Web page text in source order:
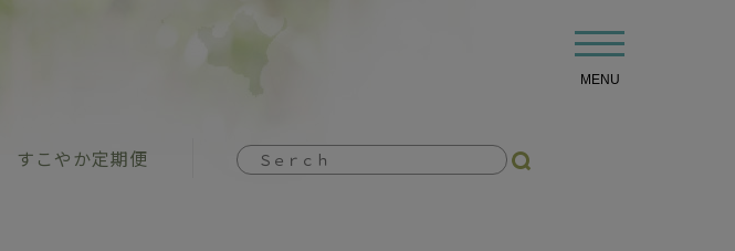
t
o
g
g
MENU
すこやか定期便